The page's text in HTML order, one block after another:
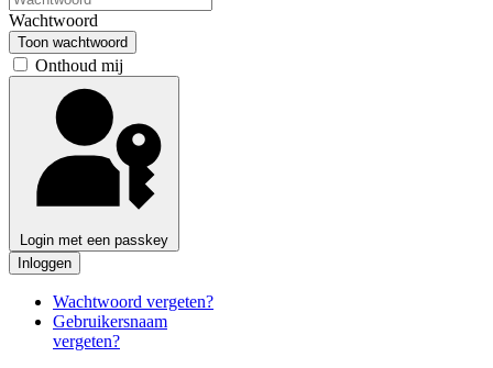
Wachtwoord
Toon wachtwoord
Onthoud mij
Login met een passkey
Inloggen
Wachtwoord vergeten?
Gebruikersnaam
vergeten?